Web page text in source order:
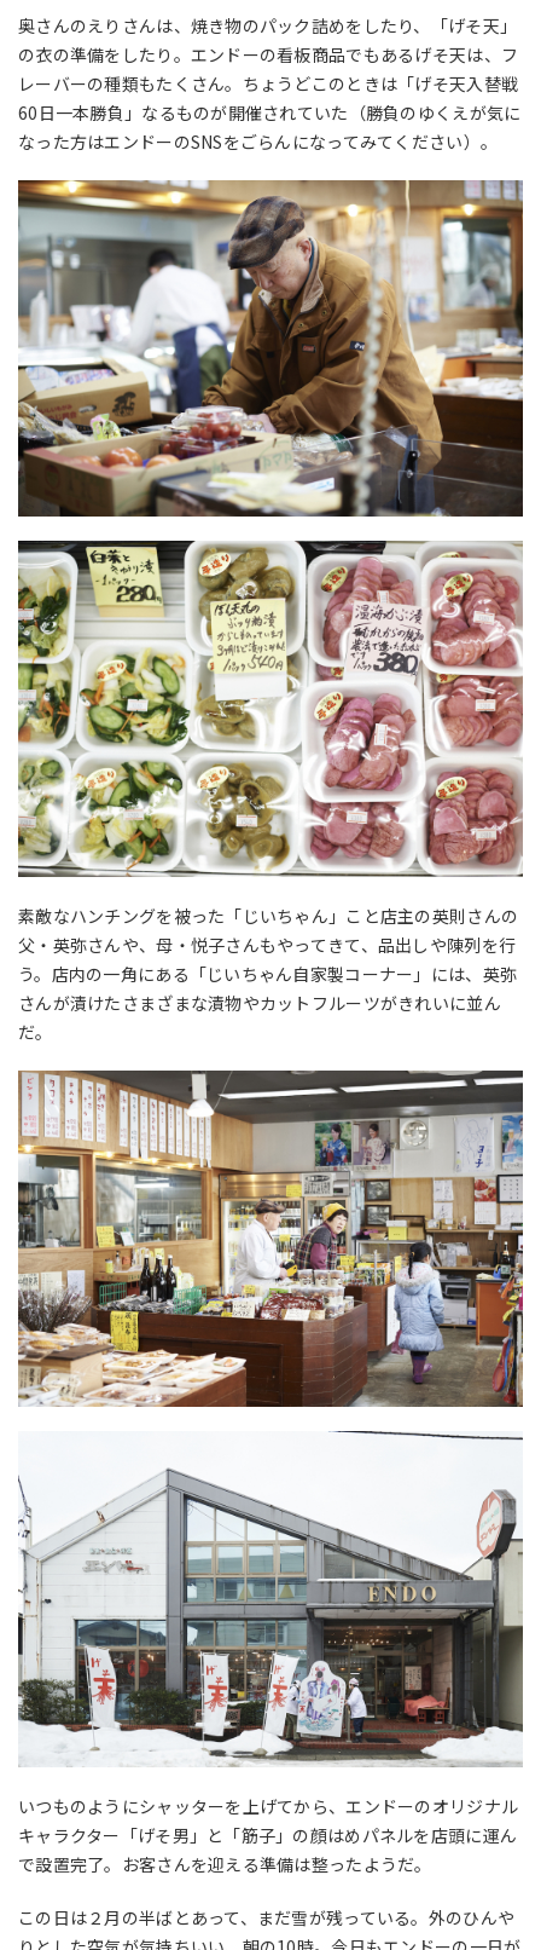
奥さんのえりさんは、焼き物のパック詰めをしたり、「げそ天」
の衣の準備をしたり。エンドーの看板商品でもあるげそ天は、フ
レーバーの種類もたくさん。ちょうどこのときは「げそ天入替戦
60日一本勝負」なるものが開催されていた（勝負のゆくえが気に
なった方はエンドーのSNSをごらんになってみてください）。
素敵なハンチングを被った「じいちゃん」こと店主の英則さんの
父・英弥さんや、母・悦子さんもやってきて、品出しや陳列を行
う。店内の一角にある「じいちゃん自家製コーナー」には、英弥
さんが漬けたさまざまな漬物やカットフルーツがきれいに並ん
だ。
いつものようにシャッターを上げてから、エンドーのオリジナル
キャラクター「げそ男」と「筋子」の顔はめパネルを店頭に運ん
で設置完了。お客さんを迎える準備は整ったようだ。
この日は２月の半ばとあって、まだ雪が残っている。外のひんや